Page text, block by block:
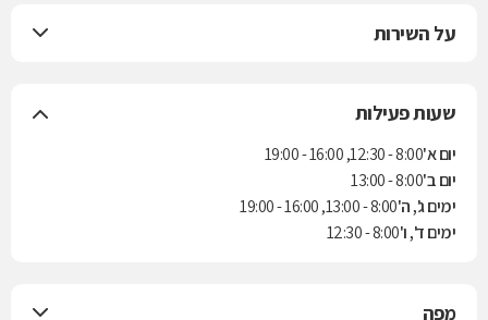
על השירות
שעות פעילות
יום א'8:00 - 12:30, 16:00 - 19:00
יום ב'8:00 - 13:00
ימים ג', ה'8:00 - 13:00, 16:00 - 19:00
ימים ד', ו'8:00 - 12:30
מפה